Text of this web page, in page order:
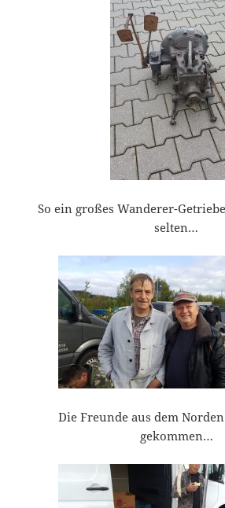
So ein großes Wanderer-
selten…
Die Freunde aus dem
gekommen…